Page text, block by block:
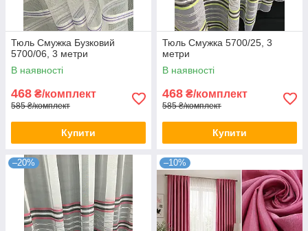
Тюль Смужка Бузковий
5700/06, 3 метри
В наявності
468 ₴/комплект
585 ₴/комплект
Купити
Тюль Смужка 5700/25, 3
метри
В наявності
468 ₴/комплект
585 ₴/комплект
Купити
–20% –10%